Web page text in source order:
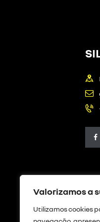
Valorizamos a
Utilizamos cookies